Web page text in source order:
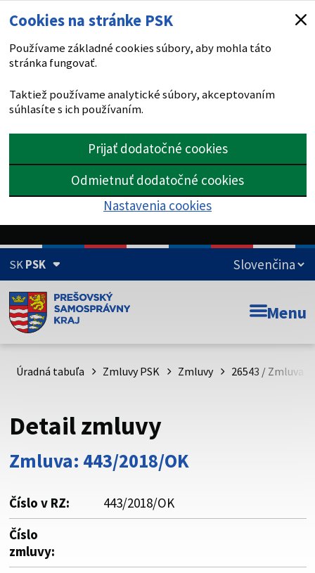
Cookies na stránke PSK
Používame základné cookies súbory, aby mohla táto
stránka fungovať.
Taktiež používame analytické súbory, akceptovaním
súhlasíte s ich používaním.
Prijať dodatočné cookies
Odmietnuť dodatočné cookies
Nastavenia cookies
SKPSK
Doména psk.sk je oficiálna
Toto je oficiálna webová stránka Prešovského
psk.sk.
Buďte pozorní a vždy sa uistite, že zdieľate informácie iba
cez zabezpečenú webovú stránku. Zabezpečená stránka
vždy začína https:// pred názvom domény webového sídla.
Menu
Úradná tabuľa Zmluvy PSK Zmluvy 26543 / Zmluva
Detail zmluvy
Zmluva: 443/2018/OK
Číslo v RZ:
443/2018/OK
Číslo
zmluvy: